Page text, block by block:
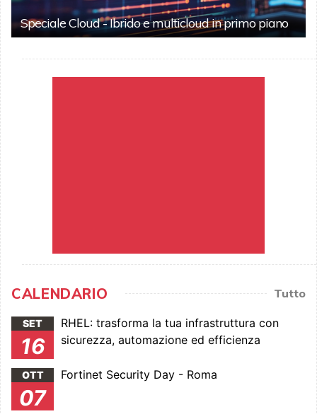
Speciale Cloud - Ibrido e multicloud in primo piano
CALENDARIO Tutto
SET
16
RHEL: trasforma la tua infrastruttura con
sicurezza, automazione ed efficienza
OTT
07
Fortinet Security Day - Roma